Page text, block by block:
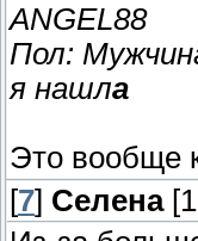
ANGEL88
Пол:
я нашла
Это вообще
[7] Селена